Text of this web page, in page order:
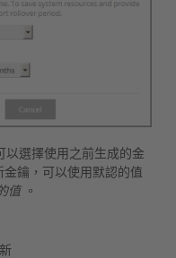
以選擇使用之前生成的金
鑰，可以使用默認的值
值。